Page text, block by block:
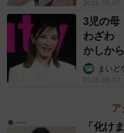
2026.08.07
3児の母
わざわ
かしか
まいど
2026.08.07
ア
「化け